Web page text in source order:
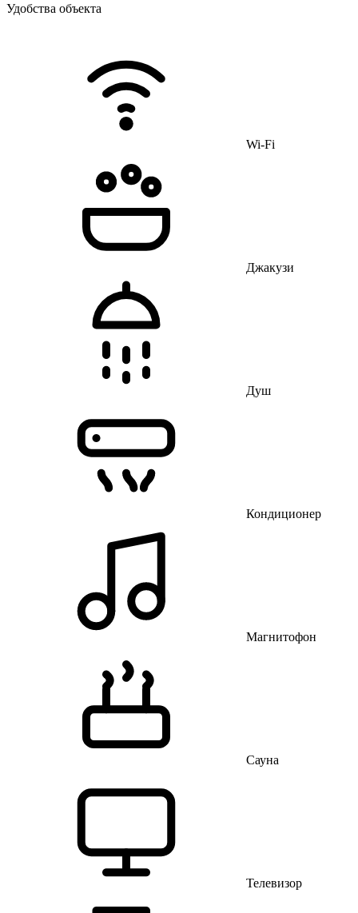
Удобства объекта
Wi-Fi
Джакузи
Душ
Кондиционер
Магнитофон
Сауна
Телевизор